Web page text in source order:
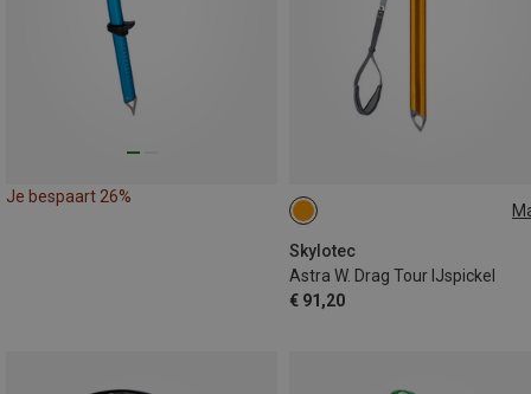
Je bespaart 26%
Skylotec
Astra W. Drag Tour IJspickel
€ 91,20
70CM